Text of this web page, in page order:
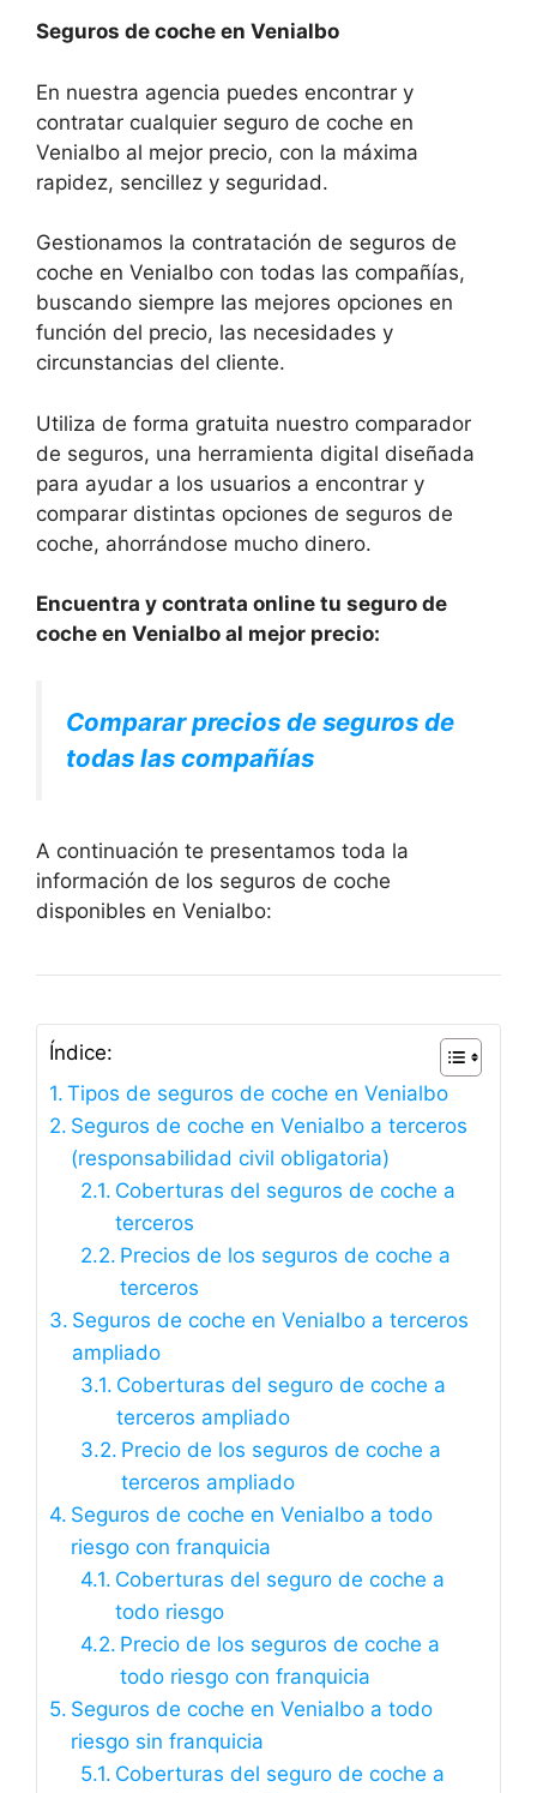
Seguros de coche en Venialbo
En nuestra agencia puedes encontrar y
contratar cualquier seguro de coche en
Venialbo al mejor precio, con la máxima
rapidez, sencillez y seguridad.
Gestionamos la contratación de seguros de
coche en Venialbo con todas las compañías,
buscando siempre las mejores opciones en
función del precio, las necesidades y
circunstancias del cliente.
Utiliza de forma gratuita nuestro comparador
de seguros, una herramienta digital diseñada
para ayudar a los usuarios a encontrar y
comparar distintas opciones de seguros de
coche, ahorrándose mucho dinero.
Encuentra y contrata online tu seguro de
coche en Venialbo al mejor precio:
Comparar precios de seguros de
todas las compañías
A continuación te presentamos toda la
información de los seguros de coche
disponibles en Venialbo:
Índice:
Tipos de seguros de coche en Venialbo
Seguros de coche en Venialbo a terceros
(responsabilidad civil obligatoria)
Coberturas del seguros de coche a
terceros
Precios de los seguros de coche a
terceros
Seguros de coche en Venialbo a terceros
ampliado
Coberturas del seguro de coche a
terceros ampliado
Precio de los seguros de coche a
terceros ampliado
Seguros de coche en Venialbo a todo
riesgo con franquicia
Coberturas del seguro de coche a
todo riesgo
Precio de los seguros de coche a
todo riesgo con franquicia
Seguros de coche en Venialbo a todo
riesgo sin franquicia
Coberturas del seguro de coche a